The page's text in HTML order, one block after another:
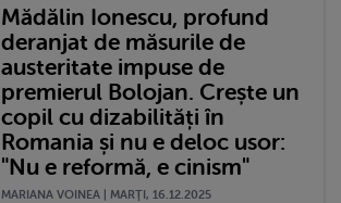
Mădălin Ionescu, profund
deranjat de măsurile de
austeritate impuse de
premierul Bolojan. Crește un
copil cu dizabilități în
Romania și nu e deloc usor:
"Nu e reformă, e cinism"
MARIANA VOINEA | MARŢI, 16.12.2025